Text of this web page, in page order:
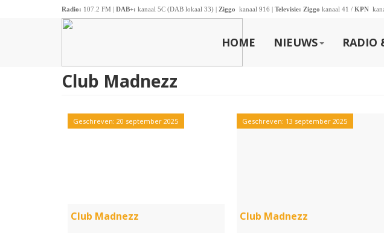
Radio: 107.2 FM | DAB+: kanaal 5C (DAB lokaal 33) | Ziggo kanaal 916 | Televisie: Ziggo kanaal 41 / KPN
HOME NIEUWS RADIO
Club Madnezz
Geschreven: 20 september 2025
Club Madnezz
Geschreven: 13 september 2025
Club Madnezz